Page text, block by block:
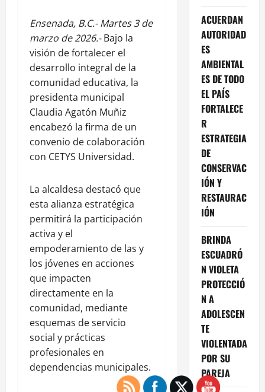
Ensenada, B.C.- Martes 3 de
marzo de 2026.-Bajo la
visión de fortalecer el
desarrollo integral de la
comunidad educativa, la
presidenta municipal
Claudia Agatón Muñiz
encabezó la firma de un
convenio de colaboración
con CETYS Universidad.
La alcaldesa destacó que
esta alianza estratégica
permitirá la participación
activa y el
empoderamiento de las y
los jóvenes en acciones
que impacten
directamente en la
comunidad, mediante
esquemas de servicio
social y prácticas
profesionales en
dependencias municipales.
ACUERDAN
AUTORIDAD
ES
AMBIENTAL
ES DE TODO
EL PAÍS
FORTALECE
R
ESTRATEGIA
DE
CONSERVAC
IÓN Y
RESTAURAC
IÓN
BRINDA
ESCUADRÓ
N VIOLETA
PROTECCIÓ
N A
ADOLESCEN
TE
VIOLENTADA
POR SU
PAREJA